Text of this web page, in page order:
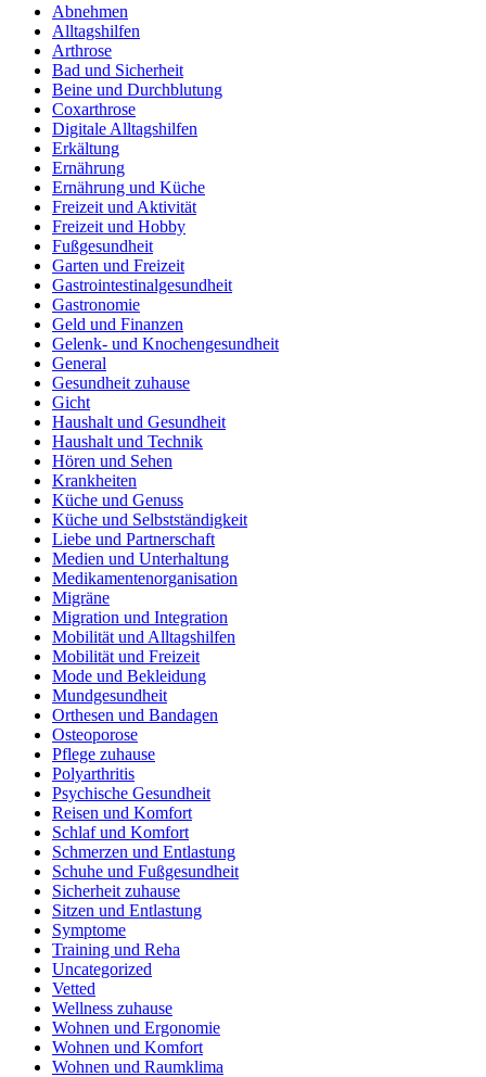
Abnehmen
Alltagshilfen
Arthrose
Bad und Sicherheit
Beine und Durchblutung
Coxarthrose
Digitale Alltagshilfen
Erkältung
Ernährung
Ernährung und Küche
Freizeit und Aktivität
Freizeit und Hobby
Fußgesundheit
Garten und Freizeit
Gastrointestinalgesundheit
Gastronomie
Geld und Finanzen
Gelenk- und Knochengesundheit
General
Gesundheit zuhause
Gicht
Haushalt und Gesundheit
Haushalt und Technik
Hören und Sehen
Krankheiten
Küche und Genuss
Küche und Selbstständigkeit
Liebe und Partnerschaft
Medien und Unterhaltung
Medikamentenorganisation
Migräne
Migration und Integration
Mobilität und Alltagshilfen
Mobilität und Freizeit
Mode und Bekleidung
Mundgesundheit
Orthesen und Bandagen
Osteoporose
Pflege zuhause
Polyarthritis
Psychische Gesundheit
Reisen und Komfort
Schlaf und Komfort
Schmerzen und Entlastung
Schuhe und Fußgesundheit
Sicherheit zuhause
Sitzen und Entlastung
Symptome
Training und Reha
Uncategorized
Vetted
Wellness zuhause
Wohnen und Ergonomie
Wohnen und Komfort
Wohnen und Raumklima